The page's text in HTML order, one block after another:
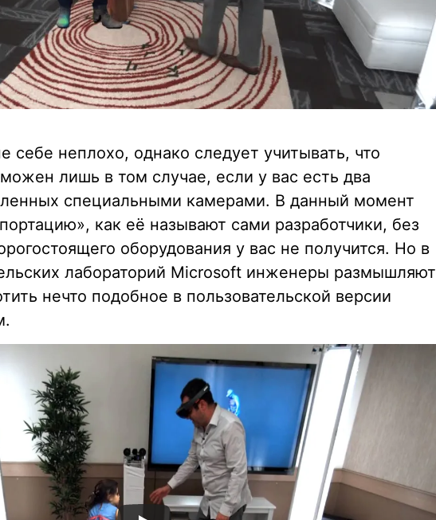
себе неплохо, однако следует учитывать, что
лишь в том случае, если у вас есть два
специальными камерами. В данный момент
как её называют сами разработчики, без
оборудования у вас не получится. Но в
лабораторий Microsoft инженеры размышляют
нечто подобное в пользовательской версии